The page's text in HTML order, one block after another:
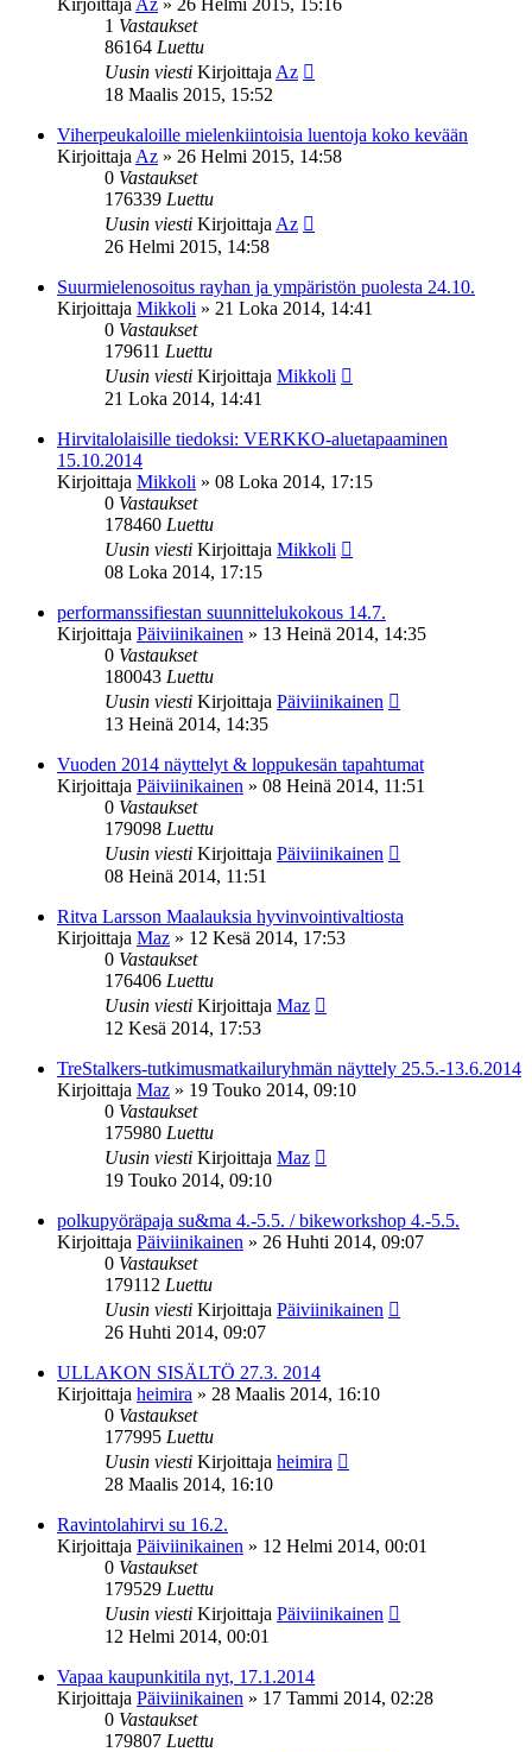
1 Vastaukset
86164 Luettu
Uusin viesti Kirjoittaja Az
18 Maalis 2015, 15:52
Viherpeukaloille mielenkiintoisia luentoja koko kevään
Kirjoittaja Az » 26 Helmi 2015, 14:58
0 Vastaukset
176339 Luettu
Uusin viesti Kirjoittaja Az
26 Helmi 2015, 14:58
Suurmielenosoitus rayhan ja ympäristön puolesta 24.10.
Kirjoittaja Mikkoli » 21 Loka 2014, 14:41
0 Vastaukset
179611 Luettu
Uusin viesti Kirjoittaja Mikkoli
21 Loka 2014, 14:41
Hirvitalolaisille tiedoksi: VERKKO-aluetapaaminen
15.10.2014
Kirjoittaja Mikkoli » 08 Loka 2014, 17:15
0 Vastaukset
178460 Luettu
Uusin viesti Kirjoittaja Mikkoli
08 Loka 2014, 17:15
performanssifiestan suunnittelukokous 14.7.
Kirjoittaja Päiviinikainen » 13 Heinä 2014, 14:35
0 Vastaukset
180043 Luettu
Uusin viesti Kirjoittaja Päiviinikainen
13 Heinä 2014, 14:35
Vuoden 2014 näyttelyt & loppukesän tapahtumat
Kirjoittaja Päiviinikainen » 08 Heinä 2014, 11:51
0 Vastaukset
179098 Luettu
Uusin viesti Kirjoittaja Päiviinikainen
08 Heinä 2014, 11:51
Ritva Larsson Maalauksia hyvinvointivaltiosta
Kirjoittaja Maz » 12 Kesä 2014, 17:53
0 Vastaukset
176406 Luettu
Uusin viesti Kirjoittaja Maz
12 Kesä 2014, 17:53
TreStalkers-tutkimusmatkailuryhmän näyttely 25.5.-13.6.2014
Kirjoittaja Maz » 19 Touko 2014, 09:10
0 Vastaukset
175980 Luettu
Uusin viesti Kirjoittaja Maz
19 Touko 2014, 09:10
polkupyöräpaja su&ma 4.-5.5. / bikeworkshop 4.-5.5.
Kirjoittaja Päiviinikainen » 26 Huhti 2014, 09:07
0 Vastaukset
179112 Luettu
Uusin viesti Kirjoittaja Päiviinikainen
26 Huhti 2014, 09:07
ULLAKON SISÄLTÖ 27.3. 2014
Kirjoittaja heimira » 28 Maalis 2014, 16:10
0 Vastaukset
177995 Luettu
Uusin viesti Kirjoittaja heimira
28 Maalis 2014, 16:10
Ravintolahirvi su 16.2.
Kirjoittaja Päiviinikainen » 12 Helmi 2014, 00:01
0 Vastaukset
179529 Luettu
Uusin viesti Kirjoittaja Päiviinikainen
12 Helmi 2014, 00:01
Vapaa kaupunkitila nyt, 17.1.2014
Kirjoittaja Päiviinikainen » 17 Tammi 2014, 02:28
0 Vastaukset
179807 Luettu